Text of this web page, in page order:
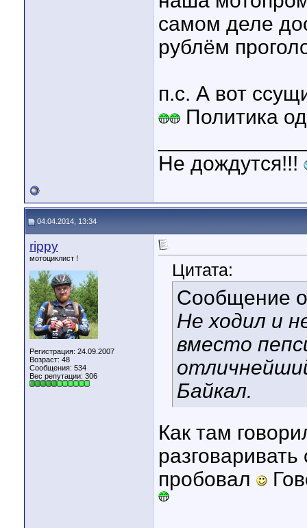
самом деле
рублём
п.с. А вот
Политика
Не дождутся!!!
04.04.2014, 13:34
rippy
мотоциклист !
Регистрация: 24.09.2007
Возраст: 48
Сообщения: 534
Вес репутации: 306
Цитата:
Сообщение
Не ходил и
вместо
Байкал.
Как там
разговаривать
пробовал